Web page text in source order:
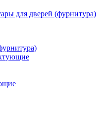
для дверей (фурнитура)